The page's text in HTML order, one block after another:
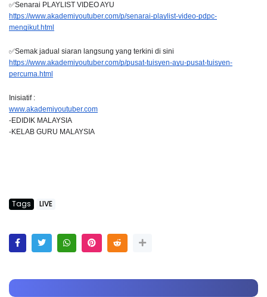
✅Senarai PLAYLIST VIDEO AYU
https://www.akademiyoutuber.com/p/senarai-playlist-video-pdpc-
mengikut.html
✅Semak jadual siaran langsung yang terkini di sini
https://www.akademiyoutuber.com/p/pusat-tuisyen-ayu-pusat-tuisyen-
percuma.html
Inisiatif :
www.akademiyoutuber.com
-EDIDIK MALAYSIA
-KELAB GURU MALAYSIA
Tags LIVE